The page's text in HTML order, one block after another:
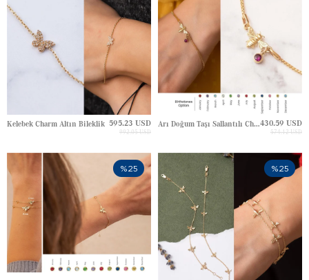
Kelebek Charm Altın Bileklik 595.23 USD
992.05 USD
Arı Doğum Taşı Sallantılı Charm Küp Zincir Altın Bileklik430.59 USD
574.12 USD
%25 %25